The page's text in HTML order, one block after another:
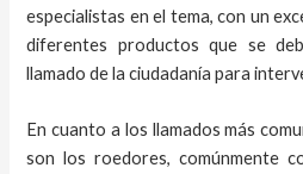
especialistas en el tema, con un
diferentes productos que se
llamado de la ciudadanía para
En cuanto a los llamados más
son los roedores, comúnmente